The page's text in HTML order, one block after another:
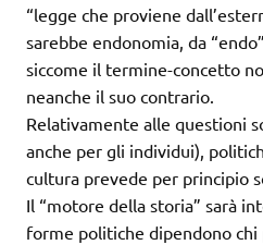
“legge che proviene
sarebbe endonomia, da
siccome il termine-concetto
neanche il suo contrario.
Relativamente alle questioni
anche per gli individui),
cultura prevede per principio
Il “motore della storia” sarà
forme politiche dipendono chi